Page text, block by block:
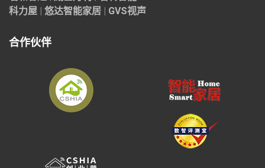
科力屋 | 悠达智能家居 | GVS视声
合作伙伴